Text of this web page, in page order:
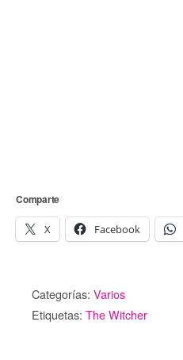
Comparte
X Facebook
Categorías: Varios
Etiquetas: The Witcher